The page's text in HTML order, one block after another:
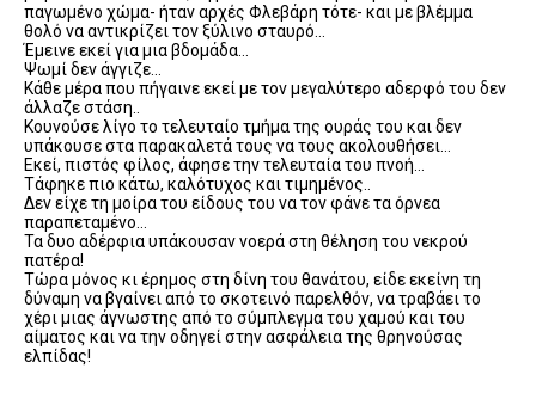
παγωμένο χώμα- ήταν αρχές Φλεβάρη τότε- και με βλέμμα
θολό να αντικρίζει τον ξύλινο σταυρό…
Έμεινε εκεί για μια βδομάδα…
Ψωμί δεν άγγιζε…
Κάθε μέρα που πήγαινε εκεί με τον μεγαλύτερο αδερφό του δεν
άλλαζε στάση..
Κουνούσε λίγο το τελευταίο τμήμα της ουράς του και δεν
υπάκουσε στα παρακαλετά τους να τους ακολουθήσει…
Εκεί, πιστός φίλος, άφησε την τελευταία του πνοή…
Τάφηκε πιο κάτω, καλότυχος και τιμημένος..
Δεν είχε τη μοίρα του είδους του να τον φάνε τα όρνεα
παραπεταμένο…
Τα δυο αδέρφια υπάκουσαν νοερά στη θέληση του νεκρού
πατέρα!
Τώρα μόνος κι έρημος στη δίνη του θανάτου, είδε εκείνη τη
δύναμη να βγαίνει από το σκοτεινό παρελθόν, να τραβάει το
χέρι μιας άγνωστης από το σύμπλεγμα του χαμού και του
αίματος και να την οδηγεί στην ασφάλεια της θρηνούσας
ελπίδας!